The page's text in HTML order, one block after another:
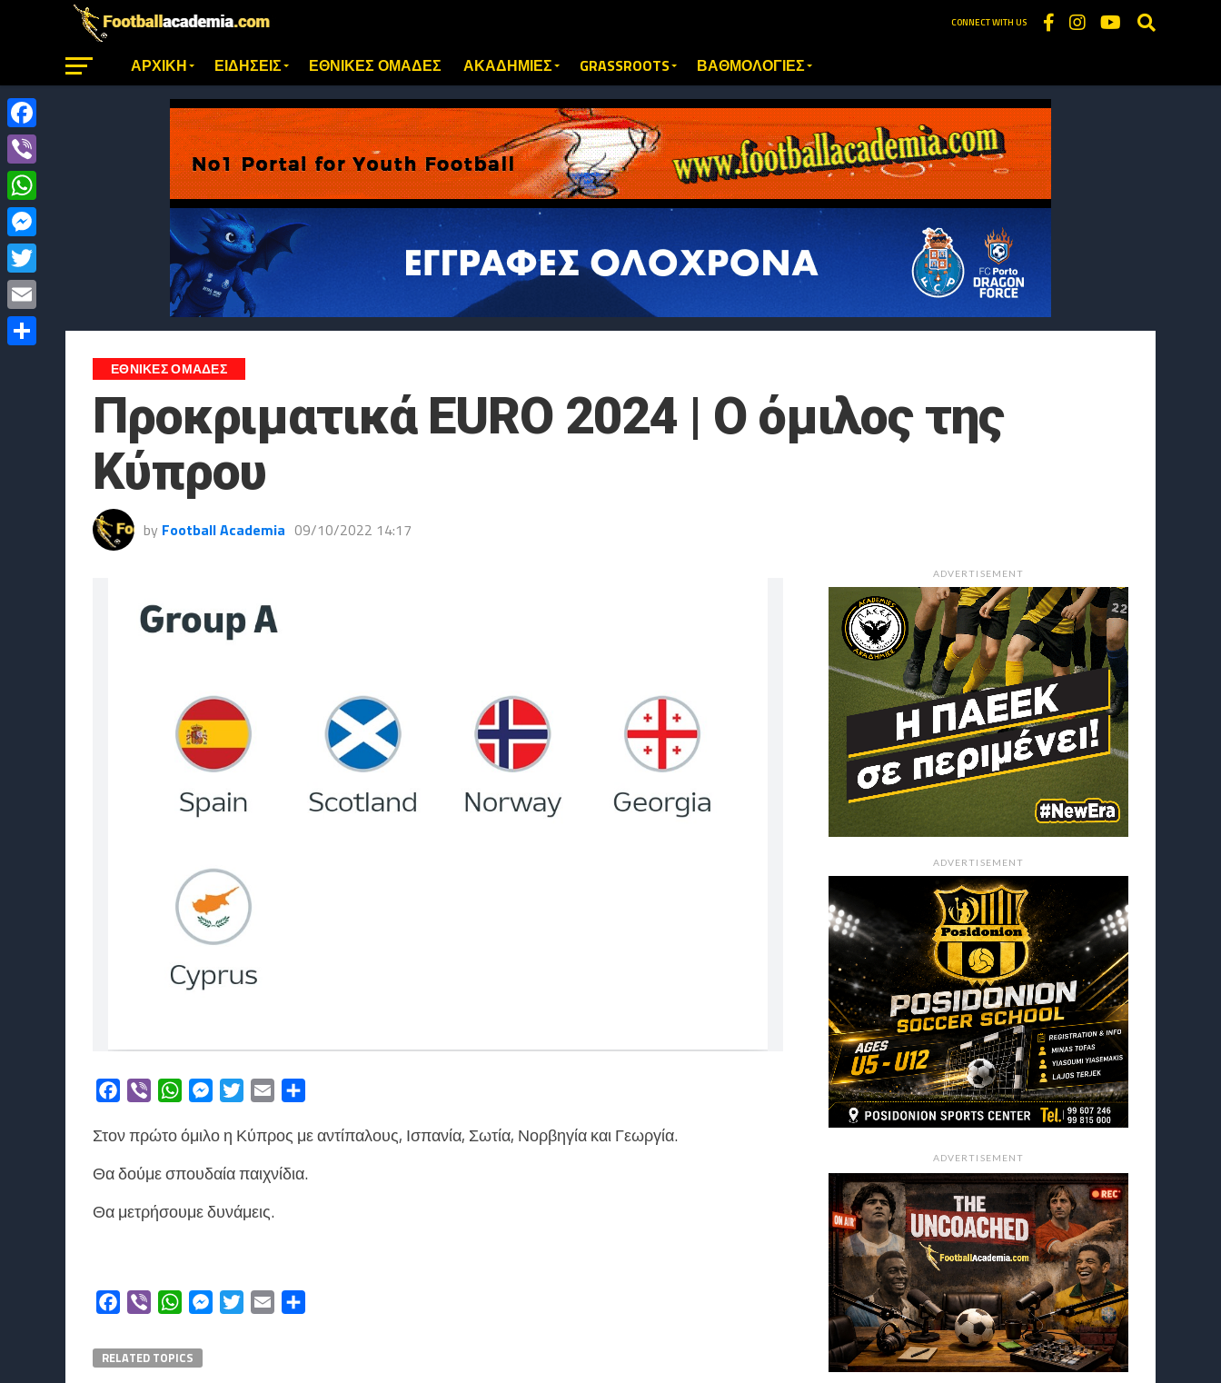
CONNECT WITH US
ΑΡΧΙΚΗ ΕΙΔΗΣΕΙΣ ΕΘΝΙΚΕΣ ΟΜΑΔΕΣ ΑΚΑΔΗΜΙΕΣ GRASSROOTS ΒΑΘΜΟΛΟΓΙΕΣ
ΕΘΝΙΚΕΣ ΟΜΑΔΕΣ
Προκριματικά EURO 2024 | Ο όμιλος της
Κύπρου
by Football Academia 09/10/2022 14:17
Facebook
Viber WhatsAppMessengerTwitterEmail
Στον πρώτο όμιλο η Κύπρος με αντίπαλους, Ισπανία, Σωτία, Νορβηγία και Γεωργία.
Θα δούμε σπουδαία παιχνίδια.
Θα μετρήσουμε δυνάμεις.
Facebook
Viber WhatsAppMessengerTwitterEmail
RELATED TOPICS
ADVERTISEMENT
ADVERTISEMENT
ADVERTISEMENT
Facebook
Viber
WhatsApp
Messenger
Twitter
Email